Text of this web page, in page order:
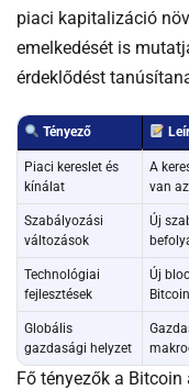
piaci kapitalizáció
emelkedését is
érdeklődést
Tényező
Piaci kereslet és
kínálat
A
van
Szabályozási
változások
Új
Technológiai
fejlesztések
Új
Globális
gazdasági helyzet
Fő tényezők a